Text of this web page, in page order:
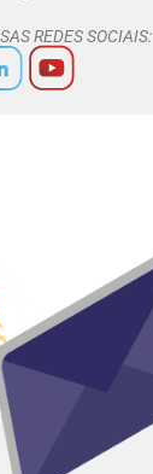
REDES SOCIAIS: